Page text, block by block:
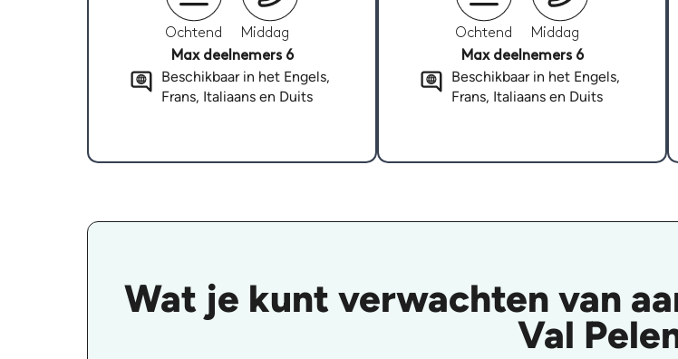
Ochtend
Middag
Max deelnemers 6
Beschikbaar in het Engels,
Frans, Italiaans en Duits
Ochtend
Middag
Max deelnemers 6
Beschikbaar in het Engels,
Frans, Italiaans en Duits
Wat je kunt verwachten van
Val